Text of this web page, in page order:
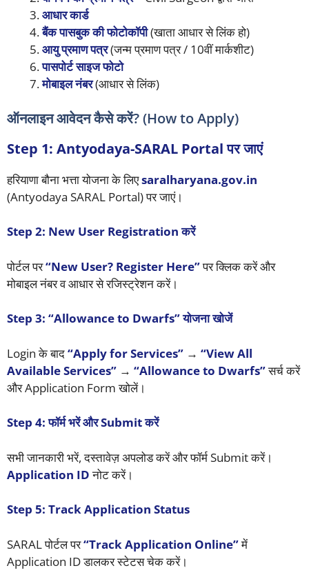
आधार कार्ड
बैंक पासबुक की फोटोकॉपी(खाता आधार से लिंक हो)
आयु प्रमाण पत्र(जन्म प्रमाण पत्र / 10वीं मार्कशीट)
पासपोर्ट साइज फोटो
मोबाइल नंबर(आधार से लिंक)
ऑनलाइन आवेदन कैसे करें? (How to Apply)
Step 1: Antyodaya-SARAL Portal पर जाएं
हरियाणा बौना भत्ता योजना के लिएsaralharyana.gov.in
(Antyodaya SARAL Portal) पर जाएं।
Step 2: New User Registration करें
पोर्टल पर“New User? Register Here”पर क्लिक करें और
मोबाइल नंबर व आधार से रजिस्ट्रेशन करें।
Step 3: “Allowance to Dwarfs” योजना खोजें
Login के बाद“Apply for Services” → “View All
Available Services” → “Allowance to Dwarfs”सर्च करें
और Application Form खोलें।
Step 4: फॉर्म भरें और Submit करें
सभी जानकारी भरें, दस्तावेज़ अपलोड करें और फॉर्म Submit करें।
Application IDनोट करें।
Step 5: Track Application Status
SARAL पोर्टल पर“Track Application Online”में
Application ID डालकर स्टेटस चेक करें।